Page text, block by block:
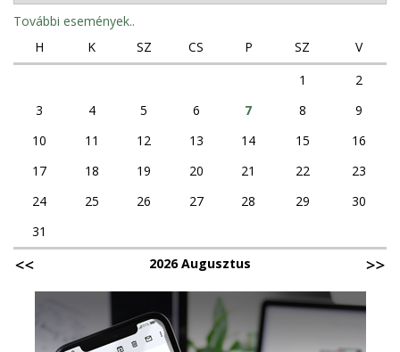
További események..
H
K SZ CS P SZ
V
1
2
3
4 5 6 7 8
9
10
11 12 13 14 15
16
17
18 19 20 21 22
23
24
25 26 27 28 29
30
31
2026 Augusztus